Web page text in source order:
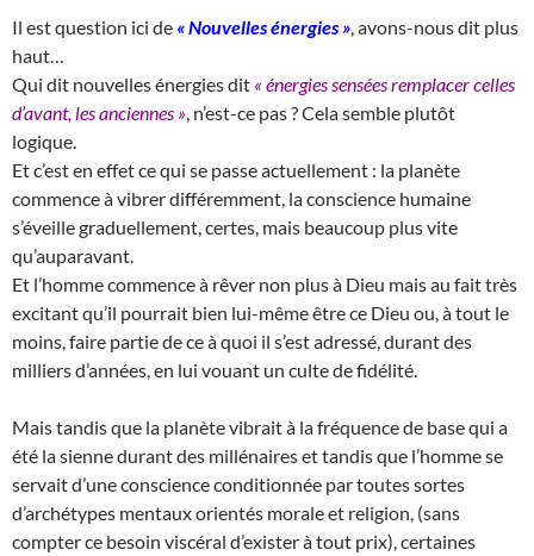
Il est question ici de « Nouvelles énergies » , avons-nous dit plus
haut…
Qui dit nouvelles énergies dit « énergies sensées remplacer celles
d’avant, les anciennes » , n’est-ce pas ? Cela semble plutôt
logique.
Et c’est en effet ce qui se passe actuellement : la planète
commence à vibrer différemment, la conscience humaine
s’éveille graduellement, certes, mais beaucoup plus vite
qu’auparavant.
Et l’homme commence à rêver non plus à Dieu mais au fait très
excitant qu’il pourrait bien lui-même être ce Dieu ou, à tout le
moins, faire partie de ce à quoi il s’est adressé, durant des
milliers d’années, en lui vouant un culte de fidélité.
Mais tandis que la planète vibrait à la fréquence de base qui a
été la sienne durant des millénaires et tandis que l’homme se
servait d’une conscience conditionnée par toutes sortes
d’archétypes mentaux orientés morale et religion, (sans
compter ce besoin viscéral d’exister à tout prix), certaines